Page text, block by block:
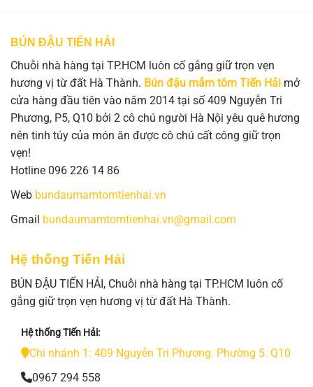
BÚN ĐẬU TIẾN HẢI
Chuỗi nhà hàng tại TP.HCM luôn cố gắng giữ trọn vẹn
hương vị từ đất Hà Thành. Bún đậu mắm tôm Tiến Hải mở
cửa hàng đầu tiên vào năm 2014 tại số 409 Nguyễn Tri
Phương, P5, Q10 bởi 2 cô chú người Hà Nội yêu quê hương
nên tinh túy của món ăn được cô chú cất công giữ trọn
vẹn!
Hotline 096 226 14 86
Web bundaumamtomtienhai.vn
Gmail bundaumamtomtienhai.vn@gmail.com
Hệ thống Tiến Hải
BÚN ĐẬU TIẾN HẢI, Chuỗi nhà hàng tại TP.HCM luôn cố
gắng giữ trọn vẹn hương vị từ đất Hà Thành.
Hệ thống Tiến Hải:
Chi nhánh 1: 409 Nguyễn Tri Phương. Phường 5. Q10
0967 294 558